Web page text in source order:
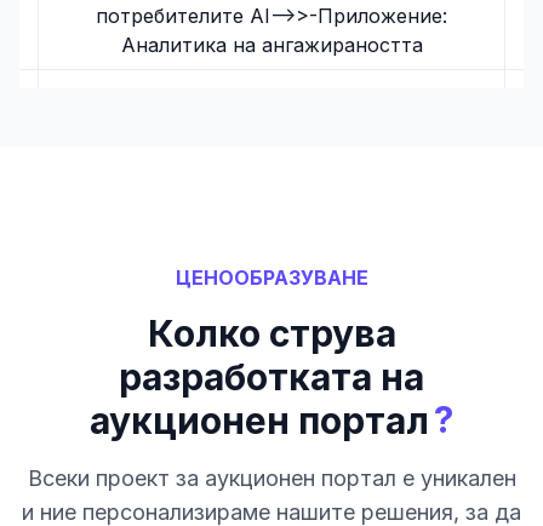
потребителите AI-->>-Приложение:
Аналитика на ангажираността
ЦЕНООБРАЗУВАНЕ
Колко струва
разработката на
аукционен портал?
Всеки проект за аукционен портал е уникален
и ние персонализираме нашите решения, за да